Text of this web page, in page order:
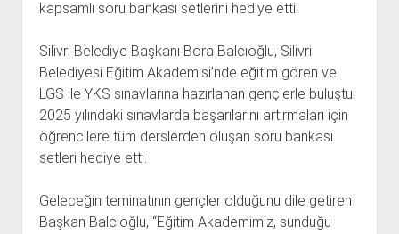
kapsamlı soru bankası setlerini hediye etti.
Silivri Belediye Başkanı Bora Balcıoğlu, Silivri
Belediyesi Eğitim Akademisi’nde eğitim gören ve
LGS ile YKS sınavlarına hazırlanan gençlerle buluştu.
2025 yılındaki sınavlarda başarılarını artırmaları için
öğrencilere tüm derslerden oluşan soru bankası
setleri hediye etti.
Geleceğin teminatının gençler olduğunu dile getiren
Başkan Balcıoğlu, “Eğitim Akademimiz, sunduğu